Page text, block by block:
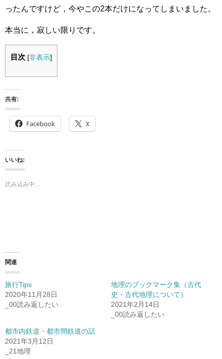
ったんですけど，今やこの2本だけになってしまいました。
本当に，寂しい限りです。
目次 [非表示]
共有:
Facebook X
いいね:
読み込み中…
関連
旅行Tips
2020年11月28日
_00読み返したい
地理のブックマーク集（古代
史・古代地理について）
2021年2月14日
_00読み返したい
都市内鉄道・都市間鉄道の話
2021年3月12日
_21地理